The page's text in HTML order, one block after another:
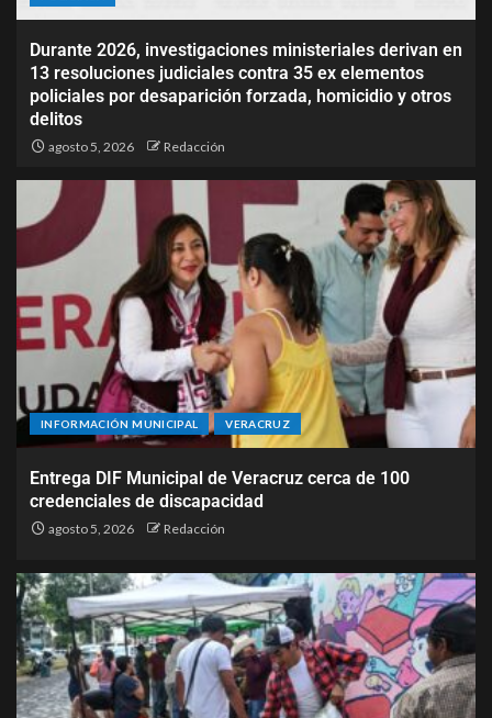
Durante 2026, investigaciones ministeriales derivan en
13 resoluciones judiciales contra 35 ex elementos
policiales por desaparición forzada, homicidio y otros
delitos
agosto 5, 2026 Redacción
INFORMACIÓN MUNICIPAL VERACRUZ
Entrega DIF Municipal de Veracruz cerca de 100
credenciales de discapacidad
agosto 5, 2026 Redacción